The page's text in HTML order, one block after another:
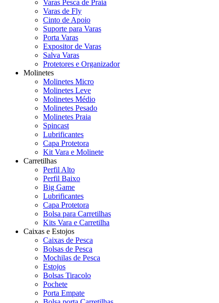
Varas Pesca de Praia
Varas de Fly
Cinto de Apoio
Suporte para Varas
Porta Varas
Expositor de Varas
Salva Varas
Protetores e Organizador
Molinetes
Molinetes Micro
Molinetes Leve
Molinetes Médio
Molinetes Pesado
Molinetes Praia
Spincast
Lubrificantes
Capa Protetora
Kit Vara e Molinete
Carretilhas
Perfil Alto
Perfil Baixo
Big Game
Lubrificantes
Capa Protetora
Bolsa para Carretilhas
Kits Vara e Carretilha
Caixas e Estojos
Caixas de Pesca
Bolsas de Pesca
Mochilas de Pesca
Estojos
Bolsas Tiracolo
Pochete
Porta Empate